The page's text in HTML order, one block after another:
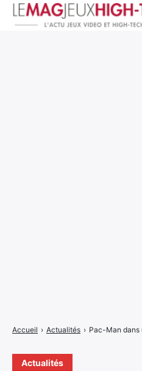
Actualités
Accueil › Actualités › Pac-Man dans